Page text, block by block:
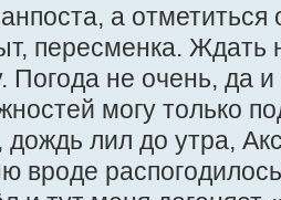
а
пересменка. Ждать
Погода не очень, да
могу только
лил до утра,
вроде